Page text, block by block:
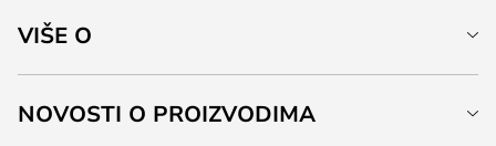
VIŠE O
NOVOSTI O PROIZVODIMA